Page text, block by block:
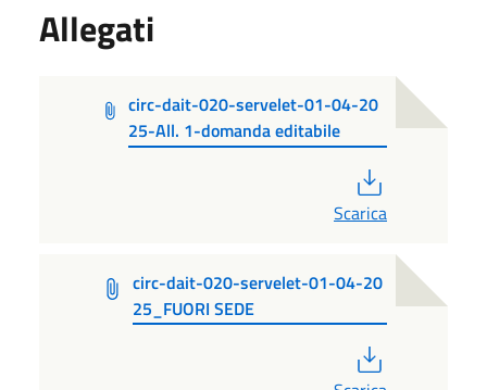
Allegati
circ-dait-020-servelet-01-04-20
25-All. 1-domanda editabile
Scarica
circ-dait-020-servelet-01-04-20
25_FUORI SEDE